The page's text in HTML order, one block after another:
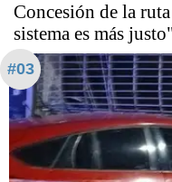
Concesión de la
sistema es más
#03